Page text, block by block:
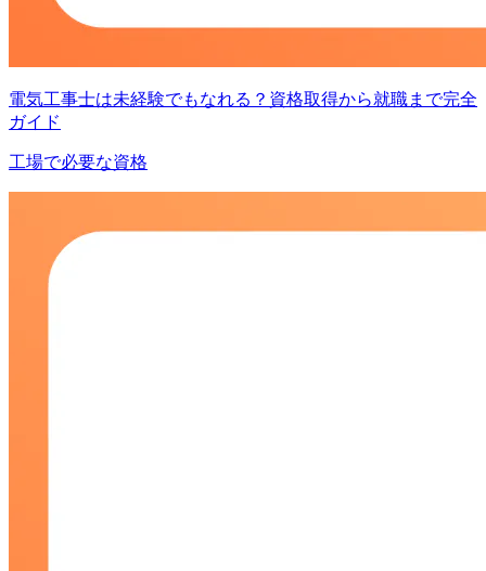
電気工事士は未経験でもなれる？資格取得から就職まで完全
ガイド
工場で必要な資格